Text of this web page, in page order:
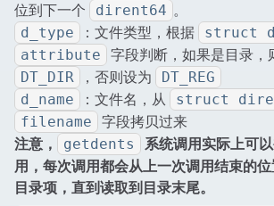
位到下一个
dirent64 。
d_type ：文件类型，根据 struct
attribute 字段判断，如果是目录，
DT_DIR ，否则设为
DT_REG
d_name
：文件名，从 struct
filename
字段拷贝过来
注意，
getdents
系统调用实际上可
用，每次调用都会从上一次调用结束的
目录项，直到读取到目录末尾。